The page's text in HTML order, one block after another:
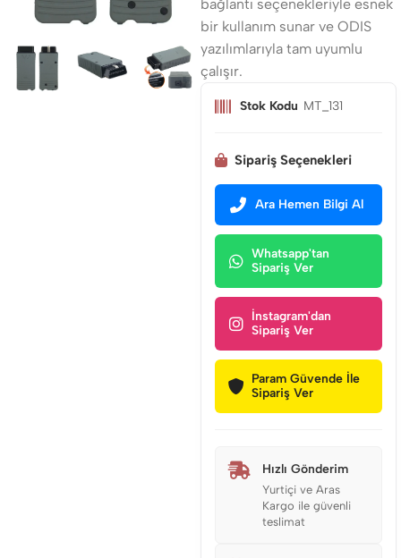
bağlantı seçenekleriyle esnek
bir kullanım sunar ve ODIS
yazılımlarıyla tam uyumlu
çalışır.
Stok Kodu MT_131
Sipariş Seçenekleri
Ara Hemen Bilgi Al
Whatsapp'tan
Sipariş Ver
İnstagram'dan
Sipariş Ver
Param Güvende İle
Sipariş Ver
Hızlı Gönderim
Yurtiçi ve Aras
Kargo ile güvenli
teslimat